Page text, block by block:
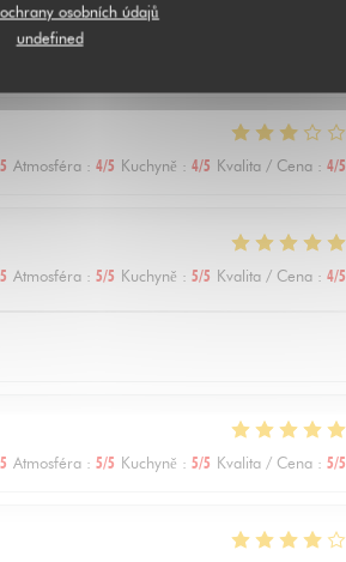
osobních údajů
undefined
Atmosféra : 4/5 Kuchyně : 4/5 Kvalita / Cena : 4/5
Atmosféra : 5/5 Kuchyně : 5/5 Kvalita / Cena : 4/5
Atmosféra : 5/5 Kuchyně : 5/5 Kvalita / Cena : 5/5